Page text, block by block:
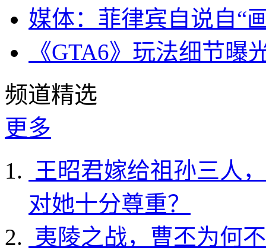
媒体：菲律宾自说自“
《GTA6》玩法细节
频道精选
更多
王昭君嫁给祖孙三人
对她十分尊重？
夷陵之战，曹丕为何